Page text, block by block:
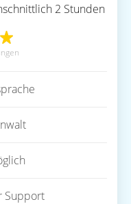
2 Stunden
Support